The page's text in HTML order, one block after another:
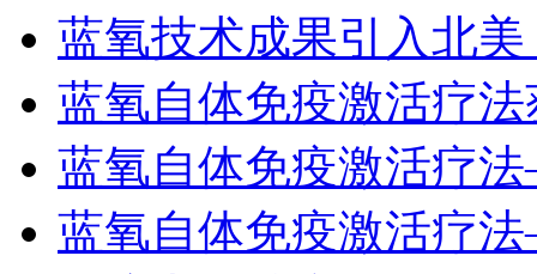
蓝氧技术成果引入北
蓝氧自体免疫激活疗
蓝氧自体免疫激活疗
蓝氧自体免疫激活疗